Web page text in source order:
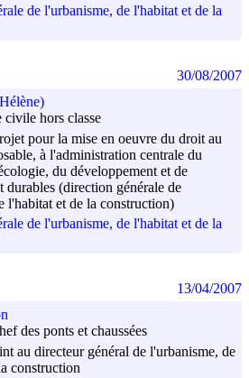
de l'urbanisme, de l'habitat et de la
civile hors classe
pour la mise en oeuvre du droit au
à l'administration centrale du
du développement et de
durables (direction générale de
l'habitat et de la construction)
de l'urbanisme, de l'habitat et de la
30/08/2007
des ponts et chaussées
au directeur général de l'urbanisme, de
construction
13/04/2007